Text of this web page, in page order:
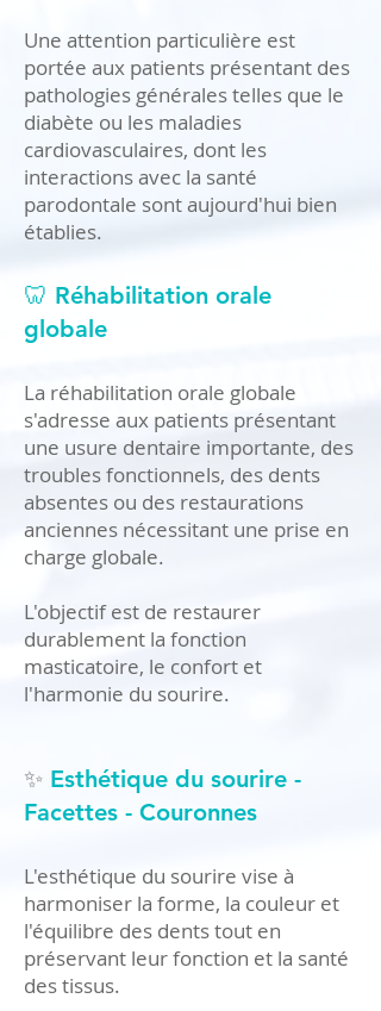
Une attention particulière est
portée aux patients présentant des
pathologies générales telles que le
diabète ou les maladies
cardiovasculaires, dont les
interactions avec la santé
parodontale sont aujourd'hui bien
établies.
🦷 Réhabilitation orale
globale
La réhabilitation orale globale
s'adresse aux patients présentant
une usure dentaire importante, des
troubles fonctionnels, des dents
absentes ou des restaurations
anciennes nécessitant une prise en
charge globale.
L'objectif est de restaurer
durablement la fonction
masticatoire, le confort et
l'harmonie du sourire.
​✨ Esthétique du sourire -
Facettes - Couronnes
L'esthétique du sourire vise à
harmoniser la forme, la couleur et
l'équilibre des dents tout en
préservant leur fonction et la santé
des tissus.